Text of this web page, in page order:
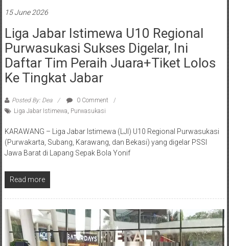
15 June 2026
Liga Jabar Istimewa U10 Regional
Purwasukasi Sukses Digelar, Ini
Daftar Tim Peraih Juara+Tiket Lolos
Ke Tingkat Jabar
Posted By: Dea
0 Comment
Liga Jabar Istimewa, Purwasukasi
KARAWANG – Liga Jabar Istimewa (LJI) U10 Regional Purwasukasi
(Purwakarta, Subang, Karawang, dan Bekasi) yang digelar PSSI
Jawa Barat di Lapang Sepak Bola Yonif
Read more